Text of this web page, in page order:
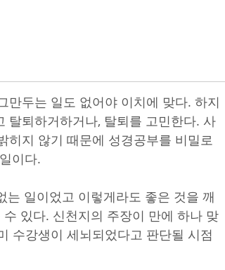
만두는 일도 없어야 이치에 맞다. 하지
탈퇴하거하거나, 탈퇴를 고민한다. 사
히지 않기 때문에 성경공부를 비밀로
이다.
는 일이었고 이렇게라도 좋은 것을 깨
있다. 신천지의 주장이 만에 하나 맞
수강생이 세뇌되었다고 판단될 시점